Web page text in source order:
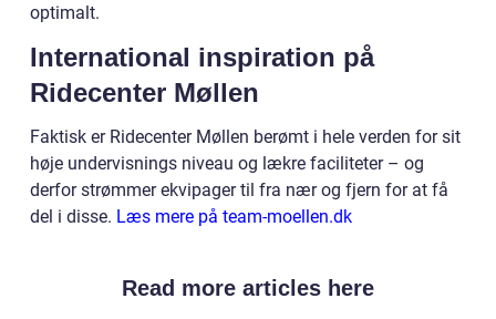
optimalt.
International inspiration på
Ridecenter Møllen
Faktisk er Ridecenter Møllen berømt i hele verden for sit
høje undervisnings niveau og lækre faciliteter – og
derfor strømmer ekvipager til fra nær og fjern for at få
del i disse. Læs mere på team-moellen.dk
Read more articles here